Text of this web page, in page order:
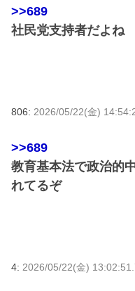
>>689
社民党支持者だよね
806: 2026/05/22(金)
>>689
教育基本法で政治的
れてるぞ
4: 2026/05/22(金)